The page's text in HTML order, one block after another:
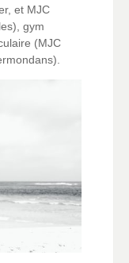
et MJC
gym
(MJC